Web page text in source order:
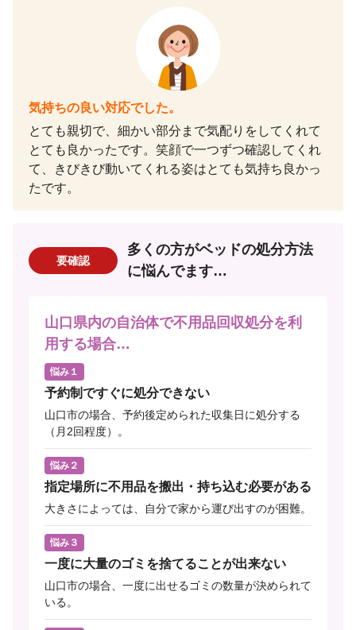
気持ちの良い対応でした。
とても親切で、細かい部分まで気配りをしてくれて
とても良かったです。笑顔で一つずつ確認してくれ
て、きびきび動いてくれる姿はとても気持ち良かっ
たです。
要確認
多くの方がベッドの処分方法
に悩んでます…
山口県内の自治体で不用品回収処分を利
用する場合…
悩み１
予約制ですぐに処分できない
山口市の場合、予約後定められた収集日に処分する
（月2回程度）。
悩み２
指定場所に不用品を搬出・持ち込む必要がある
大きさによっては、自分で家から運び出すのが困難。
悩み３
一度に大量のゴミを捨てることが出来ない
山口市の場合、一度に出せるゴミの数量が決められて
いる。